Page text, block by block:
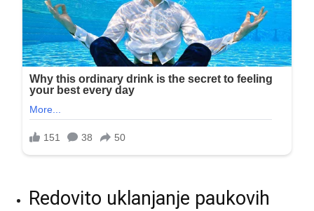
Redovito uklanjanje paukovih